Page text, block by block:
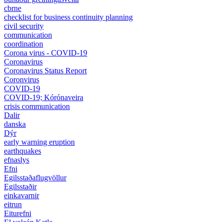
cbrne
checklist for business continuity planning
civil security
communication
coordination
Corona virus - COVID-19
Coronavirus
Coronavirus Status Report
Coronvirus
COVID-19
COVID-19; Kórónaveira
crisis communication
Dalir
danska
Dýr
early warning eruption
earthquakes
efnaslys
Efni
Egilsstaðaflugvöllur
Egilsstaðir
einkavarnir
eitrun
Eiturefni